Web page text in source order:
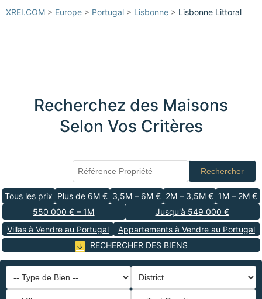
XREI.COM > Europe > Portugal > Lisbonne > Lisbonne Littoral
Recherchez des Maisons
Selon Vos Critères
Rechercher
Tous les prix Plus de 6M € 3,5M – 6M € 2M – 3,5M € 1M – 2M €
550 000 € – 1M
Jusqu'à 549 000 €
Villas à Vendre au Portugal
Appartements à Vendre au Portugal
RECHERCHER DES BIENS